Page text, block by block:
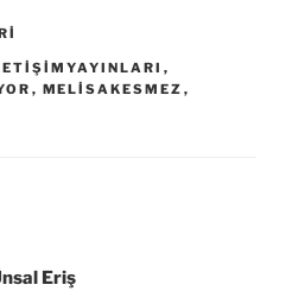
,
, MELISAKESMEZ ,
Eriş